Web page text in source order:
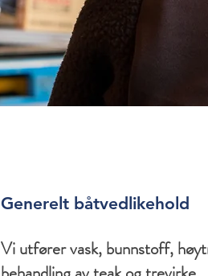
Generelt båtvedlikehold
Vi utfører vask, bunnstoff,